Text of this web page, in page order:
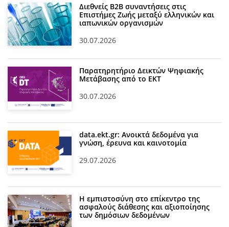
Διεθνείς Β2Β συναντήσεις στις
Επιστήμες Ζωής μεταξύ ελληνικών και
ιαπωνικών οργανισμών
30.07.2026
Παρατηρητήριο Δεικτών Ψηφιακής
Μετάβασης από το ΕΚΤ
30.07.2026
data.ekt.gr: Ανοικτά δεδομένα για
γνώση, έρευνα και καινοτομία
29.07.2026
Η εμπιστοσύνη στο επίκεντρο της
ασφαλούς διάθεσης και αξιοποίησης
των δημόσιων δεδομένων